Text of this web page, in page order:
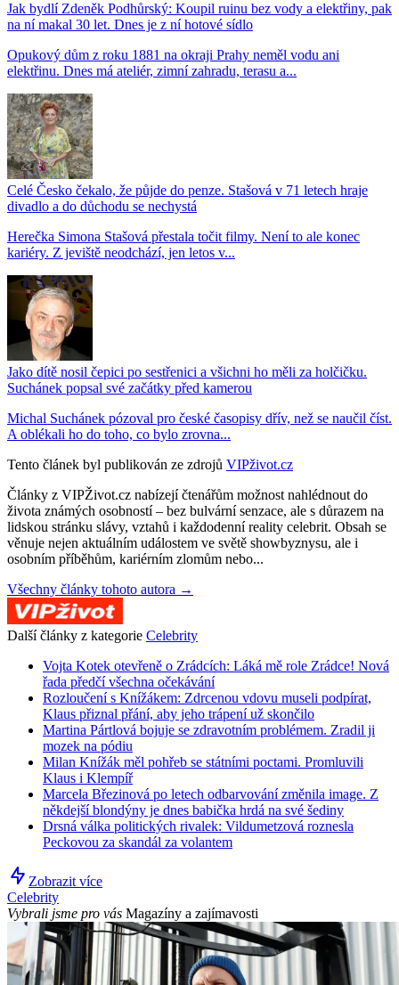
Jak bydlí Zdeněk Podhůrský: Koupil ruinu bez vody a elektřiny, pak
na ní makal 30 let. Dnes je z ní hotové sídlo
Opukový dům z roku 1881 na okraji Prahy neměl vodu ani
elektřinu. Dnes má ateliér, zimní zahradu, terasu a...
Celé Česko čekalo, že půjde do penze. Stašová v 71 letech hraje
divadlo a do důchodu se nechystá
Herečka Simona Stašová přestala točit filmy. Není to ale konec
kariéry. Z jeviště neodchází, jen letos v...
Jako dítě nosil čepici po sestřenici a všichni ho měli za holčičku.
Suchánek popsal své začátky před kamerou
Michal Suchánek pózoval pro české časopisy dřív, než se naučil číst.
A oblékali ho do toho, co bylo zrovna...
Tento článek byl publikován ze zdrojů VIPživot.cz
Články z VIPŽivot.cz nabízejí čtenářům možnost nahlédnout do
života známých osobností – bez bulvární senzace, ale s důrazem na
lidskou stránku slávy, vztahů i každodenní reality celebrit. Obsah se
věnuje nejen aktuálním událostem ve světě showbyznysu, ale i
osobním příběhům, kariérním zlomům nebo...
Všechny články tohoto autora →
Další články z kategorie Celebrity
Vojta Kotek otevřeně o Zrádcích: Láká mě role Zrádce! Nová
řada předčí všechna očekávání
Rozloučení s Knížákem: Zdrcenou vdovu museli podpírat,
Klaus přiznal přání, aby jeho trápení už skončilo
Martina Pártlová bojuje se zdravotním problémem. Zradil ji
mozek na pódiu
Milan Knížák měl pohřeb se státními poctami. Promluvili
Klaus i Klempíř
Marcela Březinová po letech odbarvování změnila image. Z
někdejší blondýny je dnes babička hrdá na své šediny
Drsná válka politických rivalek: Vildumetzová roznesla
Peckovou za skandál za volantem
Zobrazit více
Celebrity
Vybrali jsme pro vás Magazíny a zajímavosti